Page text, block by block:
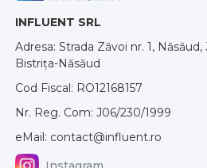
INFLUENT SRL
Adresa: Strada Zăvoi nr. 1, Năsăud,
Bistrița-Năsăud
Cod Fiscal: RO12168157
Nr. Reg. Com: J06/230/1999
eMail: contact@influent.ro